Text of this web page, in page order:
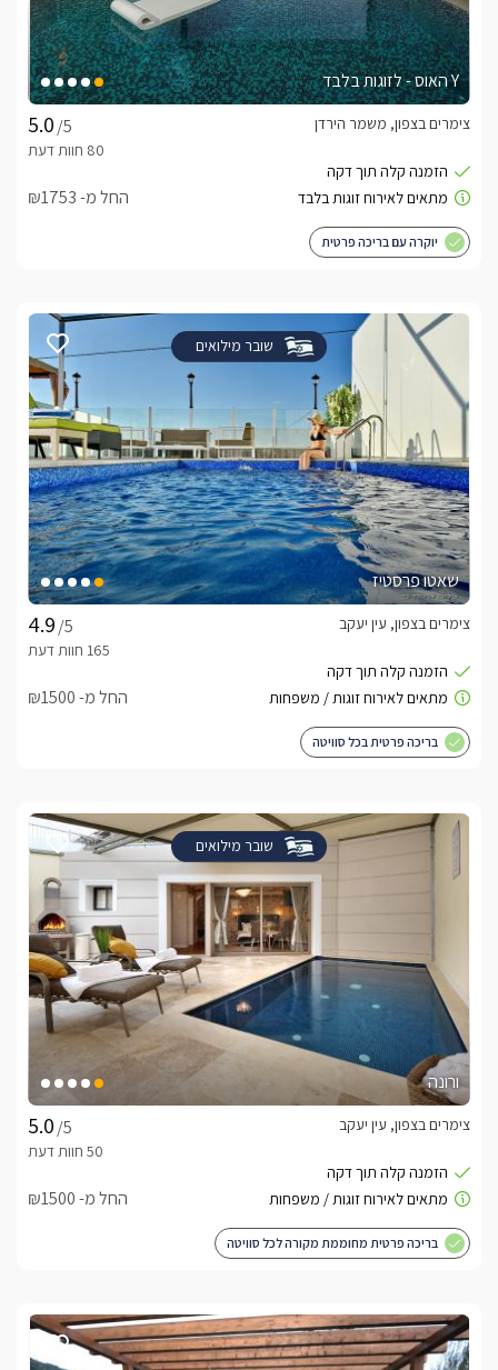
Y האוס - לזוגות בלבד
/5
צימרים בצפון, משמר הירדן
החל מ- ₪1753
יוקרה עם בריכה פרטית
שובר מילואים
שאטו פרסטיז
/5
צימרים בצפון, עין יעקב
החל מ- ₪1500
בריכה פרטית בכל סוויטה
שובר מילואים
ורונה
/5
צימרים בצפון, עין יעקב
החל מ- ₪1500
בריכה פרטית מחוממת מקורה לכל סוויטה